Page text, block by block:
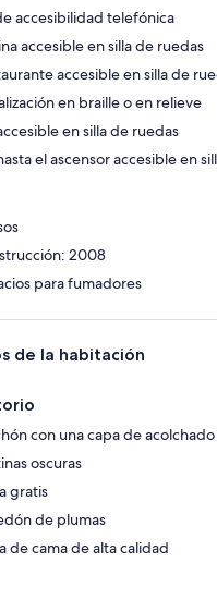
accesibilidad telefónica
accesible en silla de ruedas
accesible en silla de
en braille o en relieve
en silla de ruedas
el ascensor accesible en
2008
para fumadores
de la habitación
con una capa de
oscuras
gratis
de plumas
de cama de alta calidad